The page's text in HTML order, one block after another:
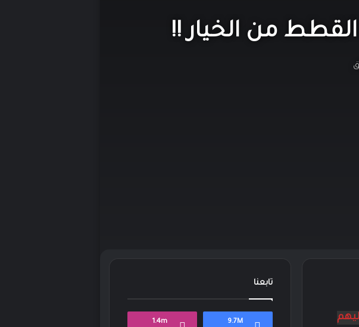
من الخيار !!
تابعنا
9.7M
1.4m